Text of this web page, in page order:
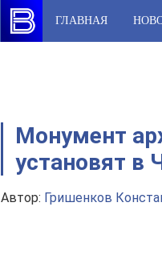
ГЛАВНАЯ
Монумент
установят в
Автор: Гришенков